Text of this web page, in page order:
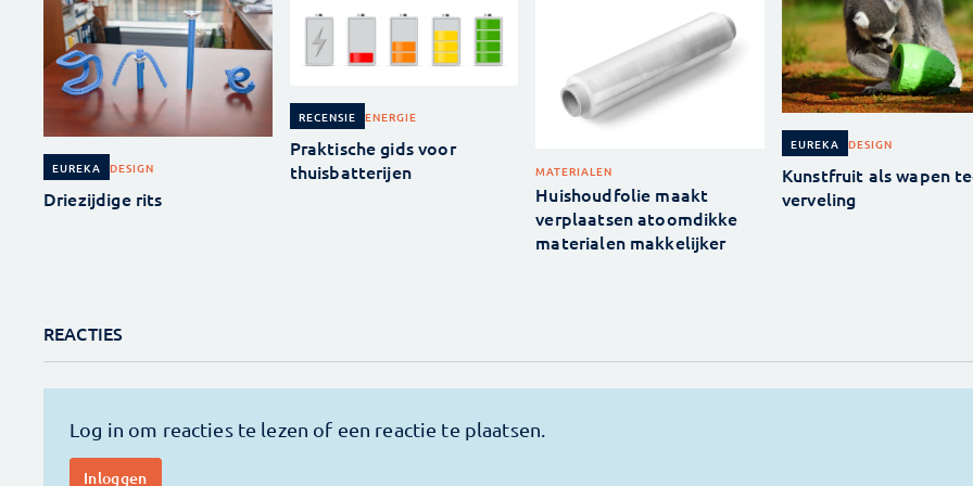
EUREKA DESIGN
Driezijdige rits
RECENSIE ENERGIE
Praktische gids voor
thuisbatterijen
MATERIALEN
Huishoudfolie maakt
verplaatsen atoomdikke
materialen makkelijker
EUREKA DESIGN
Kunstfruit als wapen
verveling
REACTIES